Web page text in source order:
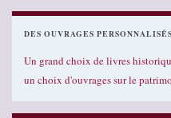
DES OUVRAGES
Un grand choix de livres
un choix d'ouvrages sur le